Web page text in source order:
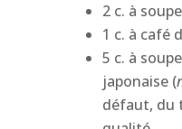
2 c. à
1 c. à café
5 c. à
japonaise (
défaut, du